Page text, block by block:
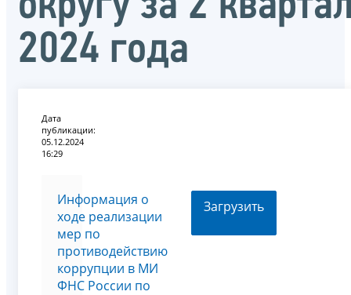
2024 года
Дата
публикации:
05.12.2024
16:29
Информация о
ходе реализации
мер по
противодействию
коррупции в МИ
ФНС России по
Загрузить